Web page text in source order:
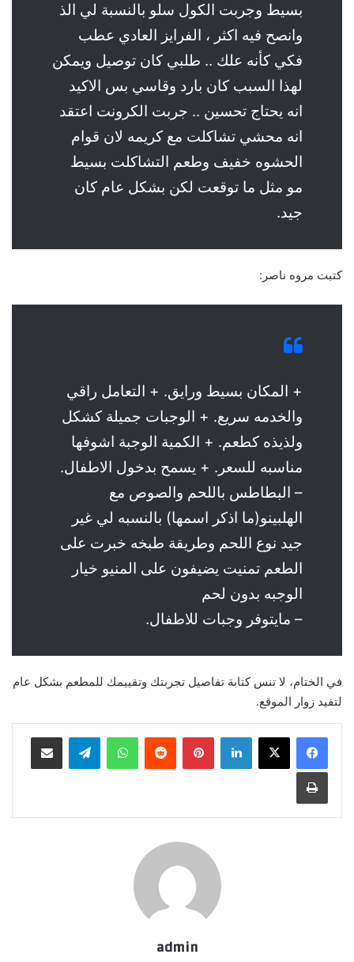
بسيط وجربت الكول سلو بالنسبة لي الذ
وانصح فيه اكثر ، الفرايز العادي عطب
فكي كأنه علك .. طلبي كان توصيل ويمكن
لهذا السبب كان بارد وقاسي بس الاكيد
انه يحتاج تحسين .. جربت الكرونت اعتقد
انه محشي تشاكلت مع كريمه لان قوام
الحشوه خفيف وطعم التشاكلت بسيط
مو مثل ما توقعت لكن بشكل عام كان
جيد.
كتبت مروه ناصر:
+ المكان بسيط ورايق. + التعامل راقي
والخدمه سريع. + الوجبات جميلة كشكل
ولذيذه كطعم. + الكمية الوجبة اشوفها
مناسبه للسعر. + يسمح بدخول الاطفال.
– البطاطس باللحم والصوص مع
الهلبينو(ما اذكر اسمها) بالنسبه لي غير
جيد نوع اللحم وطريقة طبخه خبرت على
الطعم تمنيت يضيفون على المنيو خيار
الوجبه بدون لحم
– مايتوفر وجبات للاطفال.
في الختام، لا تنس كتابة تفاصيل تجربتك وتقييمك للمطعم بشكل عام
لتفيد زوار الموقع.
لينكدإن بينتيريست واتساب تيلقرام مشاركة عبر البريد
طباعة
admin